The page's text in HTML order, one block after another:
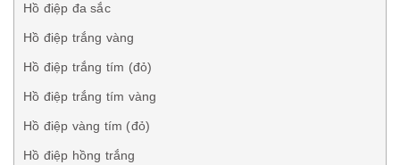
Hồ điệp đa sắc
Hồ điệp trắng vàng
Hồ điệp trắng tím (đỏ)
Hồ điệp trắng tím vàng
Hồ điệp vàng tím (đỏ)
Hồ điệp hồng trắng